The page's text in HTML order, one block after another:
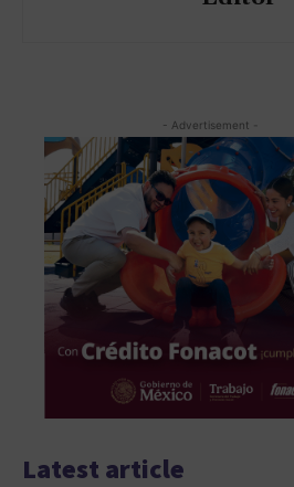
- Advertisement -
Latest article